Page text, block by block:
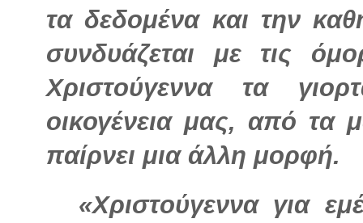
τα δεδομένα και την
συνδυάζεται με τις
Χριστούγεννα τα
οικογένεια μας, από τα
παίρνει μια άλλη μορφή.
«Χριστούγεννα για